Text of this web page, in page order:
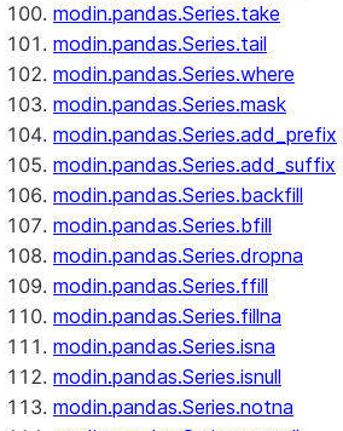
modin.pandas.Series.take
modin.pandas.Series.tail
modin.pandas.Series.where
modin.pandas.Series.mask
modin.pandas.Series.add_prefix
modin.pandas.Series.add_suffix
modin.pandas.Series.backfill
modin.pandas.Series.bfill
modin.pandas.Series.dropna
modin.pandas.Series.ffill
modin.pandas.Series.fillna
modin.pandas.Series.isna
modin.pandas.Series.isnull
modin.pandas.Series.notna